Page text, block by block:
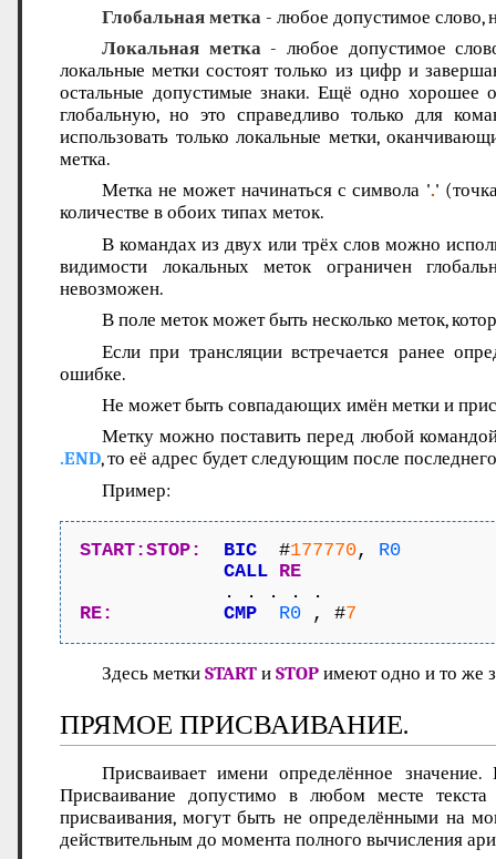
Глобальная метка - любое допустимое слово,
Локальная метка- любое допустимое
локальные метки состоят только из цифр и
остальные допустимые знаки. Ещё одно хорошее
глобальную, но это справедливо только для
использовать только локальные метки,
метка.
Метка не может начинаться с символа '.'
количестве в обоих типах меток.
В командах из двух или трёх слов можно
видимости локальных меток ограничен
невозможен.
В поле меток может быть несколько меток,
Если при трансляции встречается ранее
ошибке.
Не может быть совпадающих имён метки и
Метку можно поставить перед любой
.END, то её адрес будет следующим после
Пример:
START:STOP: BIC
  #
177770, R0
CALL RE
RE:
CMP R0 , #7
Здесь метки STARTи STOPимеют одно и то же
ПРЯМОЕ ПРИСВАИВАНИЕ.
Присваивает имени определённое
Присваивание допустимо в любом месте
присваивания, могут быть не определёнными на
действительным до момента полного вычисления